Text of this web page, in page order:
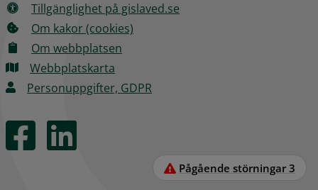
Tillgänglighet på gislaved.se
Om kakor (cookies)
Om webbplatsen
Webbplatskarta
Personuppgifter, GDPR
Pågående störningar 3